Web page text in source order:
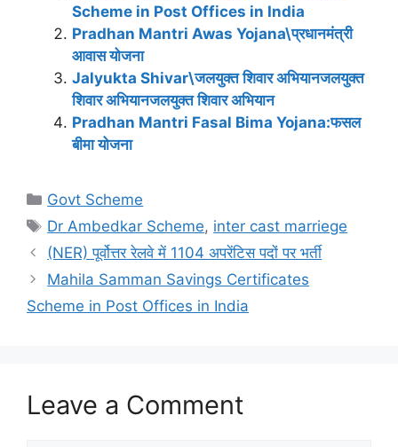
Scheme in Post Offices in India
Pradhan Mantri Awas Yojana\प्रधानमंत्री
आवास योजना
Jalyukta Shivar\जलयुक्त शिवार अभियानजलयुक्त
शिवार अभियानजलयुक्त शिवार अभियान
Pradhan Mantri Fasal Bima Yojana:फसल
बीमा योजना
Categories
Govt Scheme
Tags
Dr Ambedkar Scheme, inter cast marriege
(NER) पूर्वोत्तर रेलवे में 1104 अपरेंटिस पदों पर भर्ती
Mahila Samman Savings Certificates
Scheme in Post Offices in India
Leave a Comment